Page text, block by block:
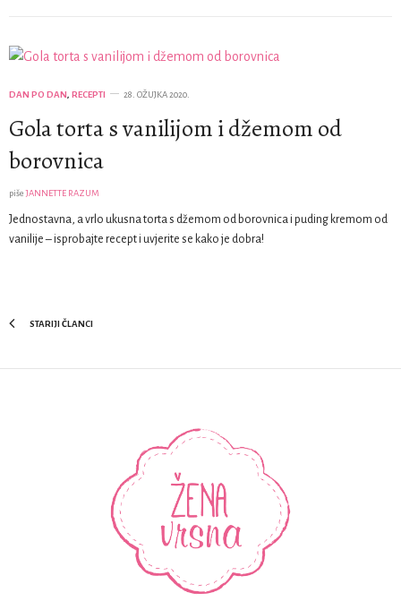
DAN PO DAN, RECEPTI 28. OŽUJKA 2020.
Gola torta s vanilijom i džemom od
borovnica
piše JANNETTE RAZUM
Jednostavna, a vrlo ukusna torta s džemom od borovnica i puding kremom od
vanilije – isprobajte recept i uvjerite se kako je dobra!
STARIJI ČLANCI